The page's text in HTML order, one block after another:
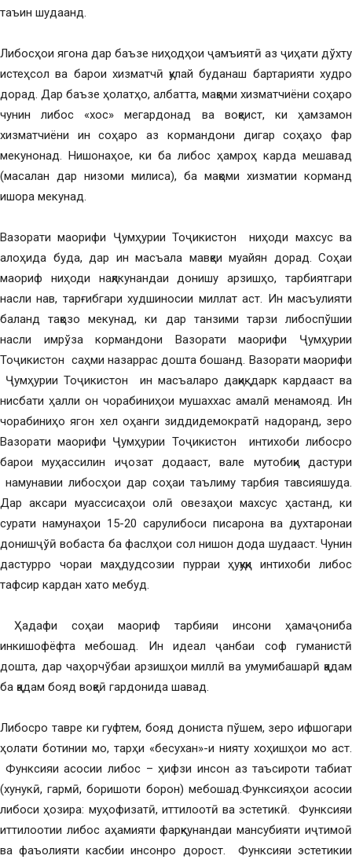
таъин шудаанд.
Либосҳои ягона дар баъзе ниҳодҳои ҷамъиятӣ аз ҷиҳати дўхту
истеҳсол ва барои хизматчӣ қулай буданаш бартарияти худро
дорад. Дар баъзе ҳолатҳо, албатта, мақоми хизматчиёни соҳаро
чунин либос «хос» мегардонад ва воқеист, ки ҳамзамон
хизматчиёни ин соҳаро аз кормандони дигар соҳаҳо фарқ
мекунонад. Нишонаҳое, ки ба либос ҳамроҳ карда мешавад
(масалан дар низоми милиса), ба мақоми хизматии корманд
ишора мекунад.
Вазорати маорифи Ҷумҳурии Тоҷикистон ниҳоди махсус ва
алоҳида буда, дар ин масъала мавқеи муайян дорад. Соҳаи
маориф ниҳоди нақлкунандаи донишу арзишҳо, тарбиятгари
насли нав, тарғибгари худшиносии миллат аст. Ин масъулияти
баланд тақозо мекунад, ки дар танзими тарзи либоспўшии
насли имрўза кормандони Вазорати маорифи Ҷумҳурии
Тоҷикистон саҳми назаррас дошта бошанд. Вазорати маорифи
Ҷумҳурии Тоҷикистон ин масъаларо дақиқ дарк кардааст ва
нисбати ҳалли он чорабиниҳои мушаххас амалӣ менамояд. Ин
чорабиниҳо ягон хел оҳанги зиддидемократӣ надоранд, зеро
Вазорати маорифи Ҷумҳурии Тоҷикистон интихоби либосро
барои муҳассилин иҷозат додааст, вале мутобиқи дастури
намунавии либосҳои дар соҳаи таълиму тарбия тавсияшуда.
Дар аксари муассисаҳои олӣ овезаҳои махсус ҳастанд, ки
сурати намунаҳои 15-20 сарулибоси писарона ва духтаронаи
донишҷўӣ вобаста ба фаслҳои сол нишон дода шудааст. Чунин
дастурро чораи маҳдудсозии пурраи ҳуқуқи интихоби либос
тафсир кардан хато мебуд.
Ҳадафи соҳаи маориф тарбияи инсони ҳамаҷониба
инкишофёфта мебошад. Ин идеал ҷанбаи соф гуманистӣ
дошта, дар чаҳорчўбаи арзишҳои миллӣ ва умумибашарӣ қадам
ба қадам бояд воқеӣ гардонида шавад.
Либосро тавре ки гуфтем, бояд дониста пўшем, зеро ифшогари
ҳолати ботинии мо, тарҳи «бесухан»-и нияту хоҳишҳои мо аст.
Функсияи асосии либос – ҳифзи инсон аз таъсироти табиат
(хунукӣ, гармӣ, боришоти борон) мебошад.Функсияҳои асосии
либоси ҳозира: муҳофизатӣ, иттилоотӣ ва эстетикӣ. Функсияи
иттилоотии либос аҳамияти фарқкунандаи мансубияти иҷтимоӣ
ва фаъолияти касбии инсонро дорост. Функсияи эстетикии